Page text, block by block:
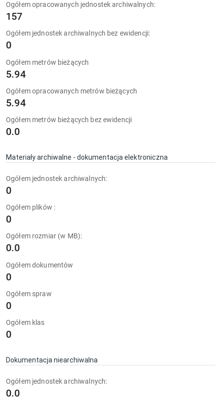
Ogółem opracowanych jednostek archiwalnych:
157
Ogółem jednostek archiwalnych bez ewidencji:
0
Ogółem metrów bieżących
5.94
Ogółem opracowanych metrów bieżących
5.94
Ogółem metrów bieżących bez ewidencji
0.0
Materiały archiwalne - dokumentacja elektroniczna
Ogółem jednostek archiwalnych:
0
Ogółem plików :
0
Ogółem rozmiar (w MB):
0.0
Ogółem dokumentów
0
Ogółem spraw
0
Ogółem klas
0
Dokumentacja niearchiwalna
Ogółem jednostek archiwalnych:
0.0